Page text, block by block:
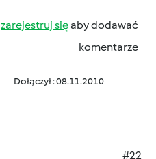
zarejestruj sięaby dodawać
komentarze
Dołączył : 08.11.2010
#22